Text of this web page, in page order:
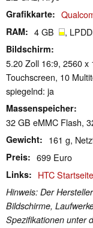
Grafikkarte
RAM 4 GB ,
Bildschirm
5.20 Zoll 16:9, 2560 x
Touchscreen, 10
spiegelnd: ja
Massenspeicher
32 GB eMMC Flash,
Gewicht 161 g,
Preis 699 Euro
Links HTC Startseite
Hinweis: Der
Bildschirme,
Spezifikationen unter